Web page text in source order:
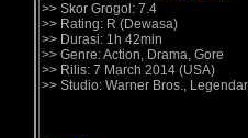
>> Skor Grogol: 7.4
>> Rating: R (Dewasa)
>> Durasi: 1h 42min
>> Genre: Action, Drama, Gore
>> Rilis: 7 March 2014 (USA)
>> Studio: Warner Bros.,